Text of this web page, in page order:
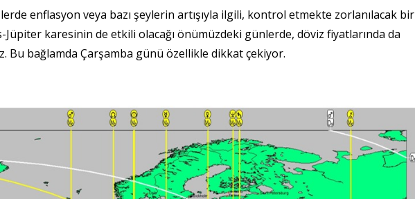
enflasyon veya bazı şeylerin artışıyla ilgili, kontrol etmekte zorlanılacak bir
karesinin de etkili olacağı önümüzdeki günlerde, döviz fiyatlarında da
Bu bağlamda Çarşamba günü özellikle dikkat çekiyor.